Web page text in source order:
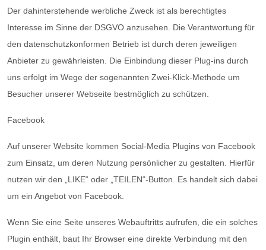
Der dahinterstehende werbliche Zweck ist als berechtigtes
Interesse im Sinne der DSGVO anzusehen. Die Verantwortung für
den datenschutzkonformen Betrieb ist durch deren jeweiligen
Anbieter zu gewährleisten. Die Einbindung dieser Plug-ins durch
uns erfolgt im Wege der sogenannten Zwei-Klick-Methode um
Besucher unserer Webseite bestmöglich zu schützen.
Facebook
Auf unserer Website kommen Social-Media Plugins von Facebook
zum Einsatz, um deren Nutzung persönlicher zu gestalten. Hierfür
nutzen wir den „LIKE“ oder „TEILEN“-Button. Es handelt sich dabei
um ein Angebot von Facebook.
Wenn Sie eine Seite unseres Webauftritts aufrufen, die ein solches
Plugin enthält, baut Ihr Browser eine direkte Verbindung mit den